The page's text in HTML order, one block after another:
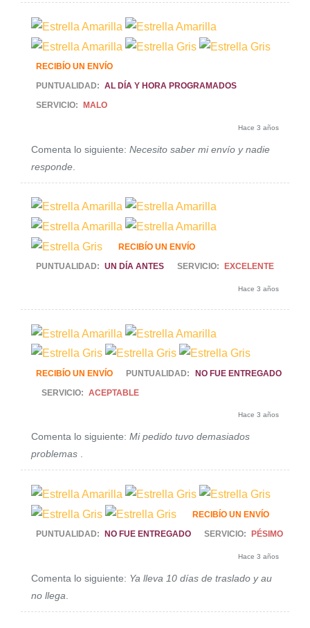
RECIBÍO UN ENVÍO
PUNTUALIDAD: AL DÍA Y HORA PROGRAMADOS
SERVICIO:
MALO
Hace 3 años
Comenta lo siguiente: Necesito saber mi envío y nadie
responde
RECIBÍO UN ENVÍO
PUNTUALIDAD: UN DÍA ANTES SERVICIO: EXCELENTE
Hace 3 años
RECIBÍO UN ENVÍO PUNTUALIDAD:
NO FUE ENTREGADO
SERVICIO: ACEPTABLE
Hace 3 años
Comenta lo siguiente: Mi pedido tuvo demasiados
problemas .
RECIBÍO UN ENVÍO
PUNTUALIDAD: NO FUE ENTREGADO SERVICIO: PÉSIMO
Hace 3 años
Comenta lo siguiente: Ya lleva 10 días de traslado y au
no llega